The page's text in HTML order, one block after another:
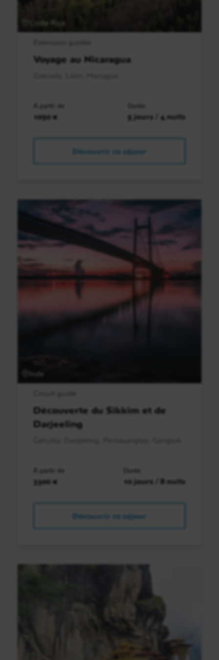
Costa Rica
Voyage au Nicaragua
À partir de
1050 €
Durée
5 jours / 4 nuits
Découvrir ce séjour
Inde
Découverte du Sikkim et de
Darjeeling
À partir de
3300 €
Durée
10 jours / 8 nuits
Découvrir ce séjour